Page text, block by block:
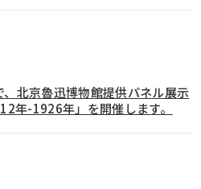
北京魯迅博物館提供パネル展示
年-1926年」を開催します。